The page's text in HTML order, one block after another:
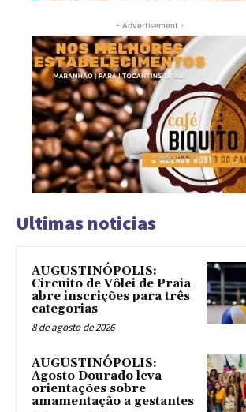
- Advertisement -
Ultimas noticias
AUGUSTINÓPOLIS:
Circuito de Vôlei de Praia
abre inscrições para três
categorias
8 de agosto de 2026
AUGUSTINÓPOLIS:
Agosto Dourado leva
orientações sobre
amamentação a gestantes